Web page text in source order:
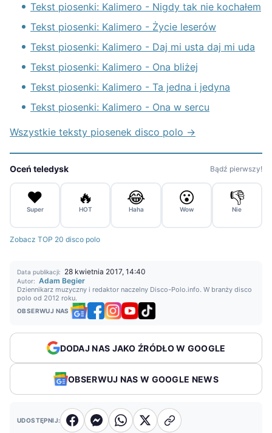
Tekst piosenki: Kalimero - Nigdy tak nie kochałem
Tekst piosenki: Kalimero - Życie leserów
Tekst piosenki: Kalimero - Daj mi usta daj mi uda
Tekst piosenki: Kalimero - Ona bliżej
Tekst piosenki: Kalimero - Ta jedna i jedyna
Tekst piosenki: Kalimero - Ona w sercu
Wszystkie teksty piosenek disco polo →
Oceń teledysk Bądź pierwszy!
❤️
Super
🔥
HOT
😂
Haha
😮
Wow
👎
Nie
Zobacz TOP 20 disco polo
Data publikacji: 28 kwietnia 2017, 14:40
Autor: Adam Begier
Dziennikarz muzyczny i redaktor naczelny Disco-Polo.info. W branży disco
polo od 2012 roku.
OBSERWUJ NAS
DODAJ NAS JAKO ŹRÓDŁO W GOOGLE
OBSERWUJ NAS W GOOGLE NEWS
UDOSTĘPNIJ: